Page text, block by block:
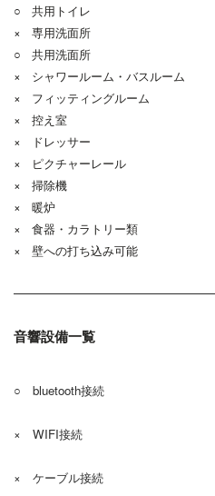
○ 共用トイレ
× 専用洗面所
○ 共用洗面所
× シャワールーム・バスルーム
× フィッティングルーム
× 控え室
× ドレッサー
× ピクチャーレール
× 掃除機
× 暖炉
× 食器・カラトリー類
× 壁への打ち込み可能
音響設備一覧
○ bluetooth接続
× WIFI接続
× ケーブル接続